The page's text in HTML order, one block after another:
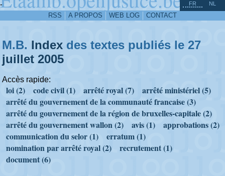
-
RSS A PROPOS WEB LOG CONTACT
FR NL
M.B. Index des textes publiés le 27
juillet 2005
Accès rapide:
loi (2) code civil (1) arrêté royal (7)
arrêté ministériel (5)
arrêté du gouvernement de la communauté francaise (3)
arrêté du gouvernement de la région de bruxelles-capitale (2)
arrêté du gouvernement wallon (2)
avis (1)
approbations (2)
communication du selor (1)
erratum (1)
nomination par arrêté royal (2)
recrutement (1)
document (6)
^